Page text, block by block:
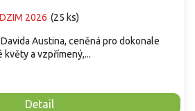
2026 (25 ks)
Detail
Austina, ceněná pro dokonale
a vzpřímený,...